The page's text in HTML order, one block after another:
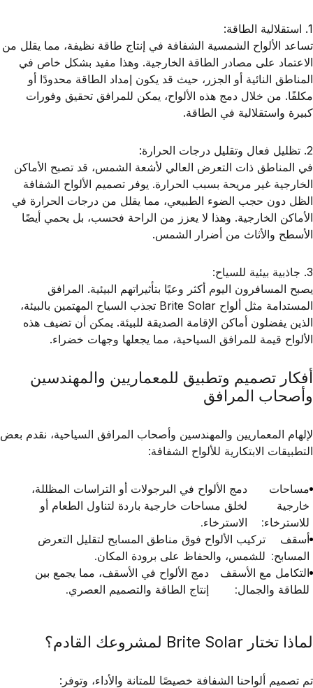
1. استقلالية الطاقة:
تساعد الألواح الشمسية الشفافة في إنتاج طاقة نظيفة، مما يقلل من
الاعتماد على مصادر الطاقة الخارجية. وهذا مفيد بشكل خاص في
المناطق النائية أو الجزر، حيث قد يكون إمداد الطاقة محدودًا أو
مكلفًا. من خلال دمج هذه الألواح، يمكن للمرافق تحقيق وفورات
كبيرة واستقلالية في الطاقة.
2. تظليل فعال وتقليل درجات الحرارة:
في المناطق ذات التعرض العالي لأشعة الشمس، قد تصبح الأماكن
الخارجية غير مريحة بسبب الحرارة. يوفر تصميم الألواح الشفافة
الظل دون حجب الضوء الطبيعي، مما يقلل من درجات الحرارة في
الأماكن الخارجية. وهذا لا يعزز من الراحة فحسب، بل يحمي أيضًا
الأسطح والأثاث من أضرار الشمس.
3. جاذبية بيئية للسياح:
يصبح المسافرون اليوم أكثر وعيًا بتأثيراتهم البيئية. المرافق
المستدامة مثل ألواح Brite Solar تجذب السياح المهتمين بالبيئة،
الذين يفضلون أماكن الإقامة الصديقة للبيئة. يمكن أن تضيف هذه
الألواح قيمة للمرافق السياحية، مما يجعلها وجهات خضراء.
أفكار تصميم وتطبيق للمعماريين والمهندسين
وأصحاب المرافق
لإلهام المعماريين والمهندسين وأصحاب المرافق السياحية، نقدم بعض
التطبيقات الابتكارية للألواح الشفافة:
مساحات
خارجية
للاسترخاء:
دمج الألواح في البرجولات أو التراسات المظللة،
لخلق مساحات خارجية باردة لتناول الطعام أو
الاسترخاء.
أسقف
المسابح:
تركيب الألواح فوق مناطق المسابح لتقليل التعرض
للشمس، والحفاظ على برودة المكان.
التكامل مع الأسقف
للطاقة والجمال:
دمج الألواح في الأسقف، مما يجمع بين
إنتاج الطاقة والتصميم العصري.
لماذا تختار Brite Solar لمشروعك القادم؟
تم تصميم ألواحنا الشفافة خصيصًا للمتانة والأداء، وتوفر: